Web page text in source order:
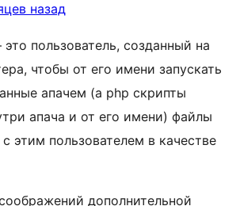
назад
пользователь, созданный на
чтобы от его имени запускать
апачем (а php скрипты
апача и от его имени) файлы
этим пользователем в качестве
дополнительной